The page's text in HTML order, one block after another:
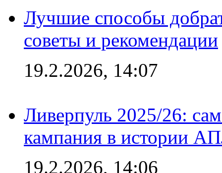
Лучшие способы
советы и рекомендации
19.2.2026, 14:07
Ливерпуль 2025/26:
кампания в истории
19.2.2026, 14:06